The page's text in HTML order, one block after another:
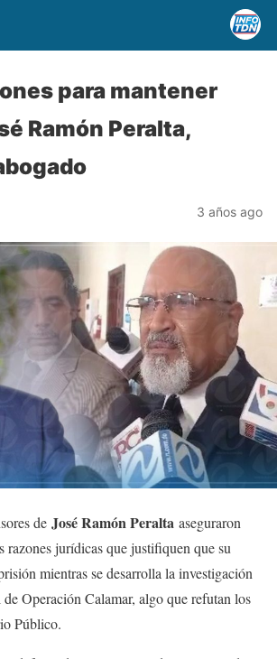
para mantener
Ramón Peralta,
3 años ago
de José Ramón Peralta aseguraron
razones jurídicas que justifiquen que su
mientras se desarrolla la investigación
Operación Calamar, algo que refutan los
Público.